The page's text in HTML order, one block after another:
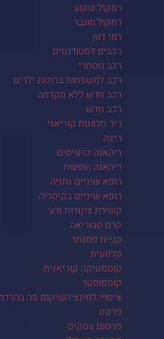
רמקול שקוע
רמקול מוגבר
רמי דנון
רכבים לסטודנטים
רכב מסחרי
רכב למשפחות ברוכות ילדים
רכב חדש ללא מקדמה
רכב חדש
ריר חלזונות קוריאני
ריצה
ריהאנה כרטיסים
ריהאנה הופעות
רופא שיניים נתניה
רופא שיניים בקיסריה
קשירת צינורות זרע
קרם סבוריאה
קניית פסנתר
קלנועית
קוסמטיקה קוריאנית
קומפוסטר
ציפויי למינציהשיקום פה
פרקט
פרסום עסקים